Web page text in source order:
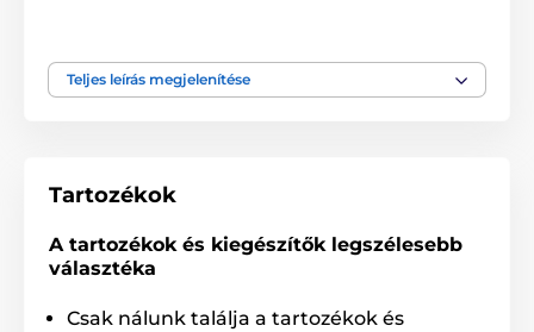
Teljes leírás megjelenítése
Tartozékok
A tartozékok és kiegészítők legszélesebb
választéka
Csak nálunk találja a tartozékok és